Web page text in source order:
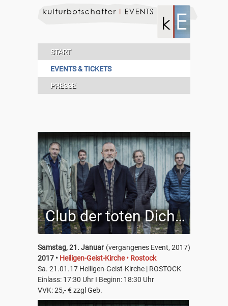
START
EVENTS & TICKETS
PRESSE
Club der toten Dichter feat. Peter Lohmeyer | HRO
(vergangenes Event, 2017)
Samstag, 21. Januar
2017 • Heiligen-Geist-Kirche • Rostock
Sa. 21.01.17 Heiligen-Geist-Kirche | ROSTOCK
Einlass: 17:30 Uhr I Beginn: 18:30 Uhr
VVK: 25,- € zzgl Geb.